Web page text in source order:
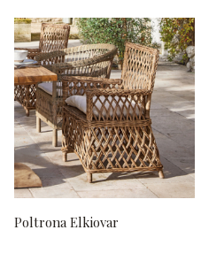
Poltrona Elkiovar